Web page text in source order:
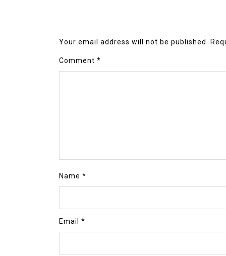
Your email address will not be published.
Comment *
Name *
Email *